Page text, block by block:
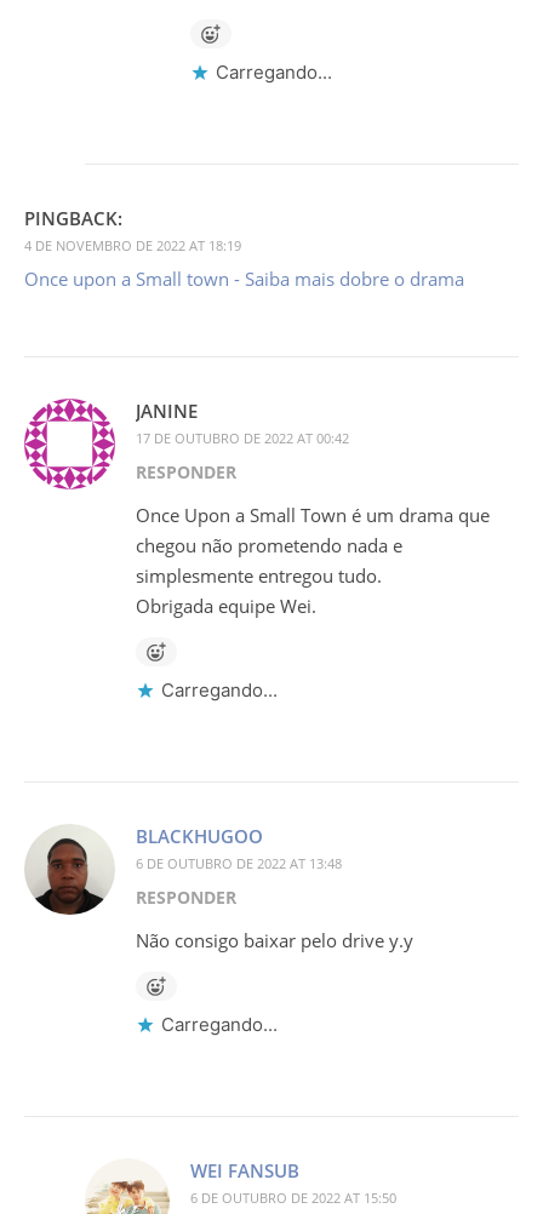
Carregando...
PINGBACK:
4 DE NOVEMBRO DE 2022 AT 18:19
Once upon a Small town - Saiba mais dobre o drama
JANINE
17 DE OUTUBRO DE 2022 AT 00:42
RESPONDER
Once Upon a Small Town é um drama que
chegou não prometendo nada e
simplesmente entregou tudo.
Obrigada equipe Wei.
Carregando...
BLACKHUGOO
6 DE OUTUBRO DE 2022 AT 13:48
RESPONDER
Não consigo baixar pelo drive y.y
Carregando...
WEI FANSUB
6 DE OUTUBRO DE 2022 AT 15:50